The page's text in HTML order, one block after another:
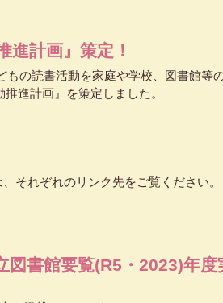
進計画』策定！
もの読書活動を家庭や学校、図書館等
進計画』を策定しました。
それぞれのリンク先をご覧ください。
図書館要覧(R5・2023)年度